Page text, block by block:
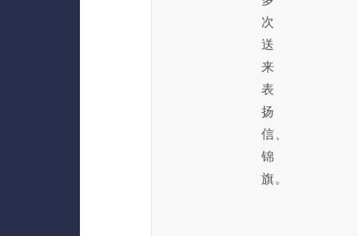
次
送
来
表
扬
信、
锦
旗。